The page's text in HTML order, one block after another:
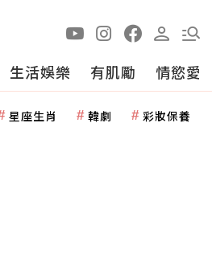
生活娛樂 有肌勵 情慾愛
星座生肖 韓劇 彩妝保養